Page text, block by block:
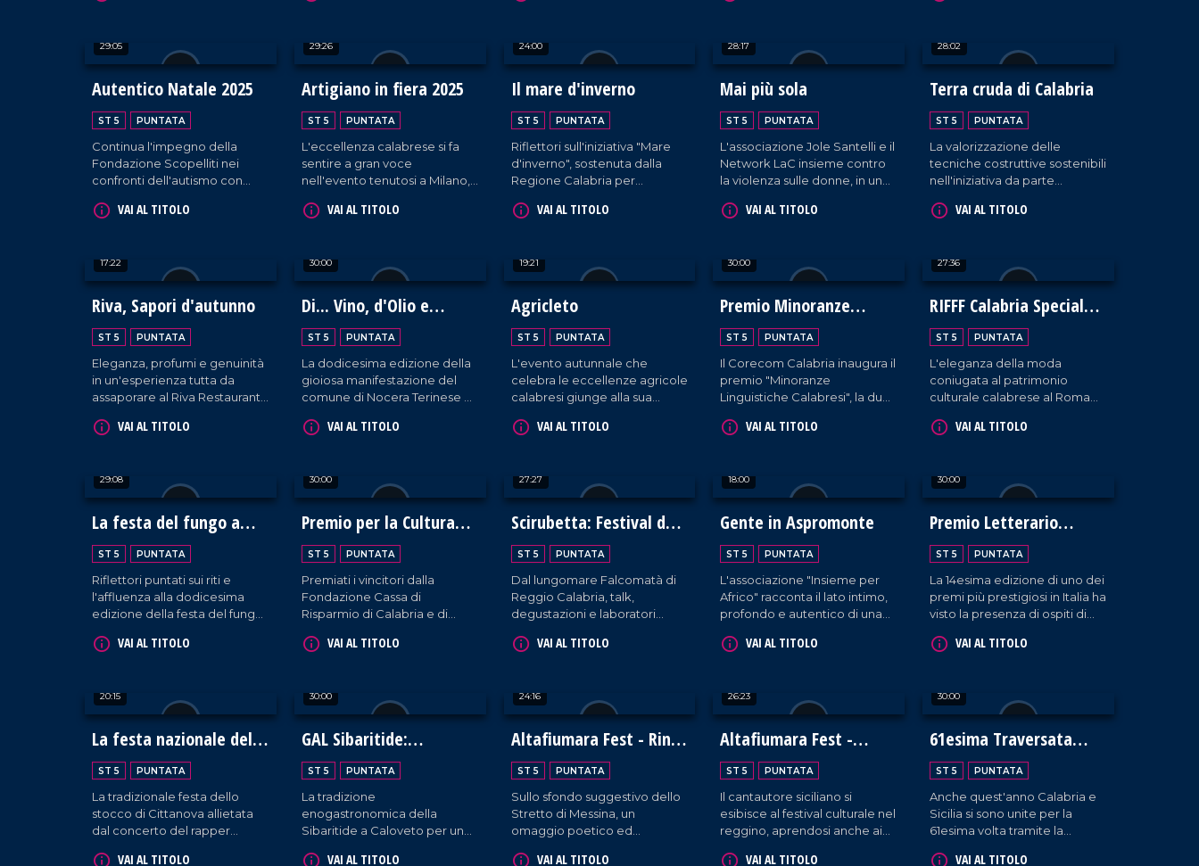
29:05
Autentico Natale 2025
ST 5 PUNTATA
Continua l'impegno della
Fondazione Scopelliti nei
confronti dell'autismo con
Calabria.VAI AL TITOLO
29:26
Artigiano in fiera 2025
ST 5 PUNTATA
L'eccellenza calabrese si fa
sentire a gran voce
nell'evento tenutosi a Milano,
aziende presenti nel
VAI AL TITOLO
24:00
Il mare d'inverno
ST 5 PUNTATA
Riflettori sull'iniziativa "Mare
d'inverno", sostenuta dalla
Regione Calabria per
Tra le 11 tappe nella nostra
quella nel quartiere Lido di
Catanzaro.
VAI AL TITOLO
28:17
Mai più sola
ST 5 PUNTATA
L'associazione Jole Santelli e il
Network LaC insieme contro
la violenza sulle donne, in una
organizzata a Reggio
VAI AL TITOLO
28:02
Terra cruda di Calabria
ST 5 PUNTATA
La valorizzazione delle
tecniche costruttive sostenibili
nell'iniziativa da parte
terra cruda" a Zambrone.
VAI AL TITOLO
17:22
Riva, Sapori d'autunno
ST 5 PUNTATA
Eleganza, profumi e genuinità
in un'esperienza tutta da
assaporare al Riva Restaurant
VAI AL TITOLO
30:00
Di... Vino, d'Olio e
Dintorni
ST 5 PUNTATA
La dodicesima edizione della
gioiosa manifestazione del
comune di Nocera Terinese a
VAI AL TITOLO
19:21
Agricleto
ST 5 PUNTATA
L'evento autunnale che
celebra le eccellenze agricole
calabresi giunge alla sua
VAI AL TITOLO
30:00
Premio Minoranze
Linguistiche Calabresi
ST 5 PUNTATA
Il Corecom Calabria inaugura il
premio "Minoranze
Linguistiche Calabresi", la due
di promuovere l'identità della
VAI AL TITOLO
27:36
RIFFF Calabria Special
Edition
ST 5 PUNTATA
L'eleganza della moda
coniugata al patrimonio
culturale calabrese al Roma
Festival che per la prima volta
VAI AL TITOLO
29:08
La festa del fungo a
Serra San Bruno
ST 5 PUNTATA
Riflettori puntati sui riti e
l'affluenza alla dodicesima
edizione della festa del fungo
biodiversità e turismo
VAI AL TITOLO
30:00
Premio per la Cultura
Mediterranea
ST 5 PUNTATA
Premiati i vincitori dalla
Fondazione Cassa di
Risparmio di Calabria e di
diciannovesima edizione del
VAI AL TITOLO
27:27
Scirubetta: Festival del
Gelato Artigianale
ST 5 PUNTATA
Dal lungomare Falcomatà di
Reggio Calabria, talk,
degustazioni e laboratori
maestria culinaria di gelatieri
VAI AL TITOLO
18:00
Gente in Aspromonte
ST 5 PUNTATA
L'associazione "Insieme per
Africo" racconta il lato intimo,
profondo e autentico di una
spesso tenuta ai margini.
VAI AL TITOLO
30:00
Premio Letterario
Caccuri
ST 5 PUNTATA
La 14esima edizione di uno dei
premi più prestigiosi in Italia ha
visto la presenza di ospiti di
settore della comunicazione
VAI AL TITOLO
20:15
La festa nazionale dello
stocco
ST 5 PUNTATA
La tradizionale festa dello
stocco di Cittanova allietata
dal concerto del rapper
VAI AL TITOLO
30:00
GAL Sibaritide:
governare la bellezza
ST 5 PUNTATA
La tradizione
enogastronomica della
Sibaritide a Caloveto per un
VAI AL TITOLO
24:16
Altafiumara Fest - Rino
Gaetano Band
ST 5 PUNTATA
Sullo sfondo suggestivo dello
Stretto di Messina, un
omaggio poetico ed
VAI AL TITOLO
26:23
Altafiumara Fest -
Mario Venuti
ST 5 PUNTATA
Il cantautore siciliano si
esibisce al festival culturale nel
reggino, aprendosi anche ai
VAI AL TITOLO
30:00
61esima Traversata
dello Stretto
ST 5 PUNTATA
Anche quest'anno Calabria e
Sicilia si sono unite per la
61esima volta tramite la
VAI AL TITOLO